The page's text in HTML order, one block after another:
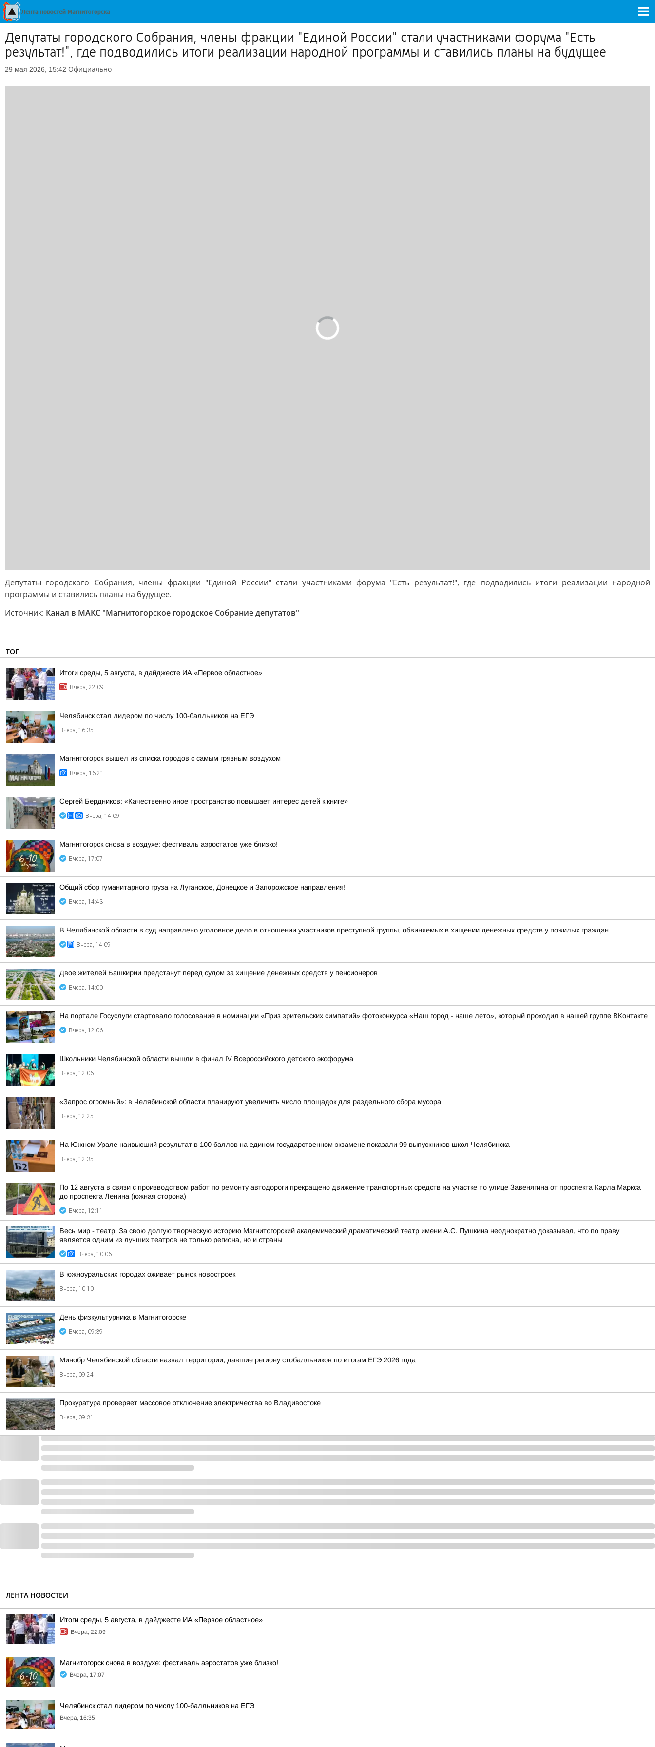
Депутаты городского Собрания, члены фракции "Единой России" стали участниками форума "Есть
результат!", где подводились итоги реализации народной программы и ставились планы на будущее
29 мая 2026, 15:42 Официально
Депутаты городского Собрания, члены фракции "Единой России" стали участниками форума "Есть результат!", где подводились итоги реализации народной
программы и ставились планы на будущее.
Источник: Канал в МАКС "Магнитогорское городское Собрание депутатов"
ТОП
Итоги среды, 5 августа, в дайджесте ИА «Первое областное»
Вчера, 22:09
Челябинск стал лидером по числу 100-балльников на ЕГЭ
Вчера, 16:35
Магнитогорск вышел из списка городов с самым грязным воздухом
Вчера, 16:21
Сергей Бердников: «Качественно иное пространство повышает интерес детей к книге»
Вчера, 14:09
Магнитогорск снова в воздухе: фестиваль аэростатов уже близко!
Вчера, 17:07
Общий сбор гуманитарного груза на Луганское, Донецкое и Запорожское направления!
Вчера, 14:43
В Челябинской области в суд направлено уголовное дело в отношении участников преступной группы, обвиняемых в хищении денежных средств у пожилых граждан
Вчера, 14:09
Двое жителей Башкирии предстанут перед судом за хищение денежных средств у пенсионеров
Вчера, 14:00
На портале Госуслуги стартовало голосование в номинации «Приз зрительских симпатий» фотоконкурса «Наш город - наше лето», который проходил в нашей группе ВКонтакте
Вчера, 12:06
Школьники Челябинской области вышли в финал IV Всероссийского детского экофорума
Вчера, 12:06
«Запрос огромный»: в Челябинской области планируют увеличить число площадок для раздельного сбора мусора
Вчера, 12:25
На Южном Урале наивысший результат в 100 баллов на едином государственном экзамене показали 99 выпускников школ Челябинска
Вчера, 12:35
По 12 августа в связи с производством работ по ремонту автодороги прекращено движение транспортных средств на участке по улице Завенягина от проспекта Карла Маркса
до проспекта Ленина (южная сторона)
Вчера, 12:11
Весь мир - театр. За свою долгую творческую историю Магнитогорский академический драматический театр имени А.С. Пушкина неоднократно доказывал, что по праву
является одним из лучших театров не только региона, но и страны
Вчера, 10:06
В южноуральских городах оживает рынок новостроек
Вчера, 10:10
День физкультурника в Магнитогорске
Вчера, 09:39
Минобр Челябинской области назвал территории, давшие региону стобалльников по итогам ЕГЭ 2026 года
Вчера, 09:24
Прокуратура проверяет массовое отключение электричества во Владивостоке
Вчера, 09:31
ЛЕНТА НОВОСТЕЙ
Итоги среды, 5 августа, в дайджесте ИА «Первое областное»
Вчера, 22:09
Магнитогорск снова в воздухе: фестиваль аэростатов уже близко!
Вчера, 17:07
Челябинск стал лидером по числу 100-балльников на ЕГЭ
Вчера, 16:35